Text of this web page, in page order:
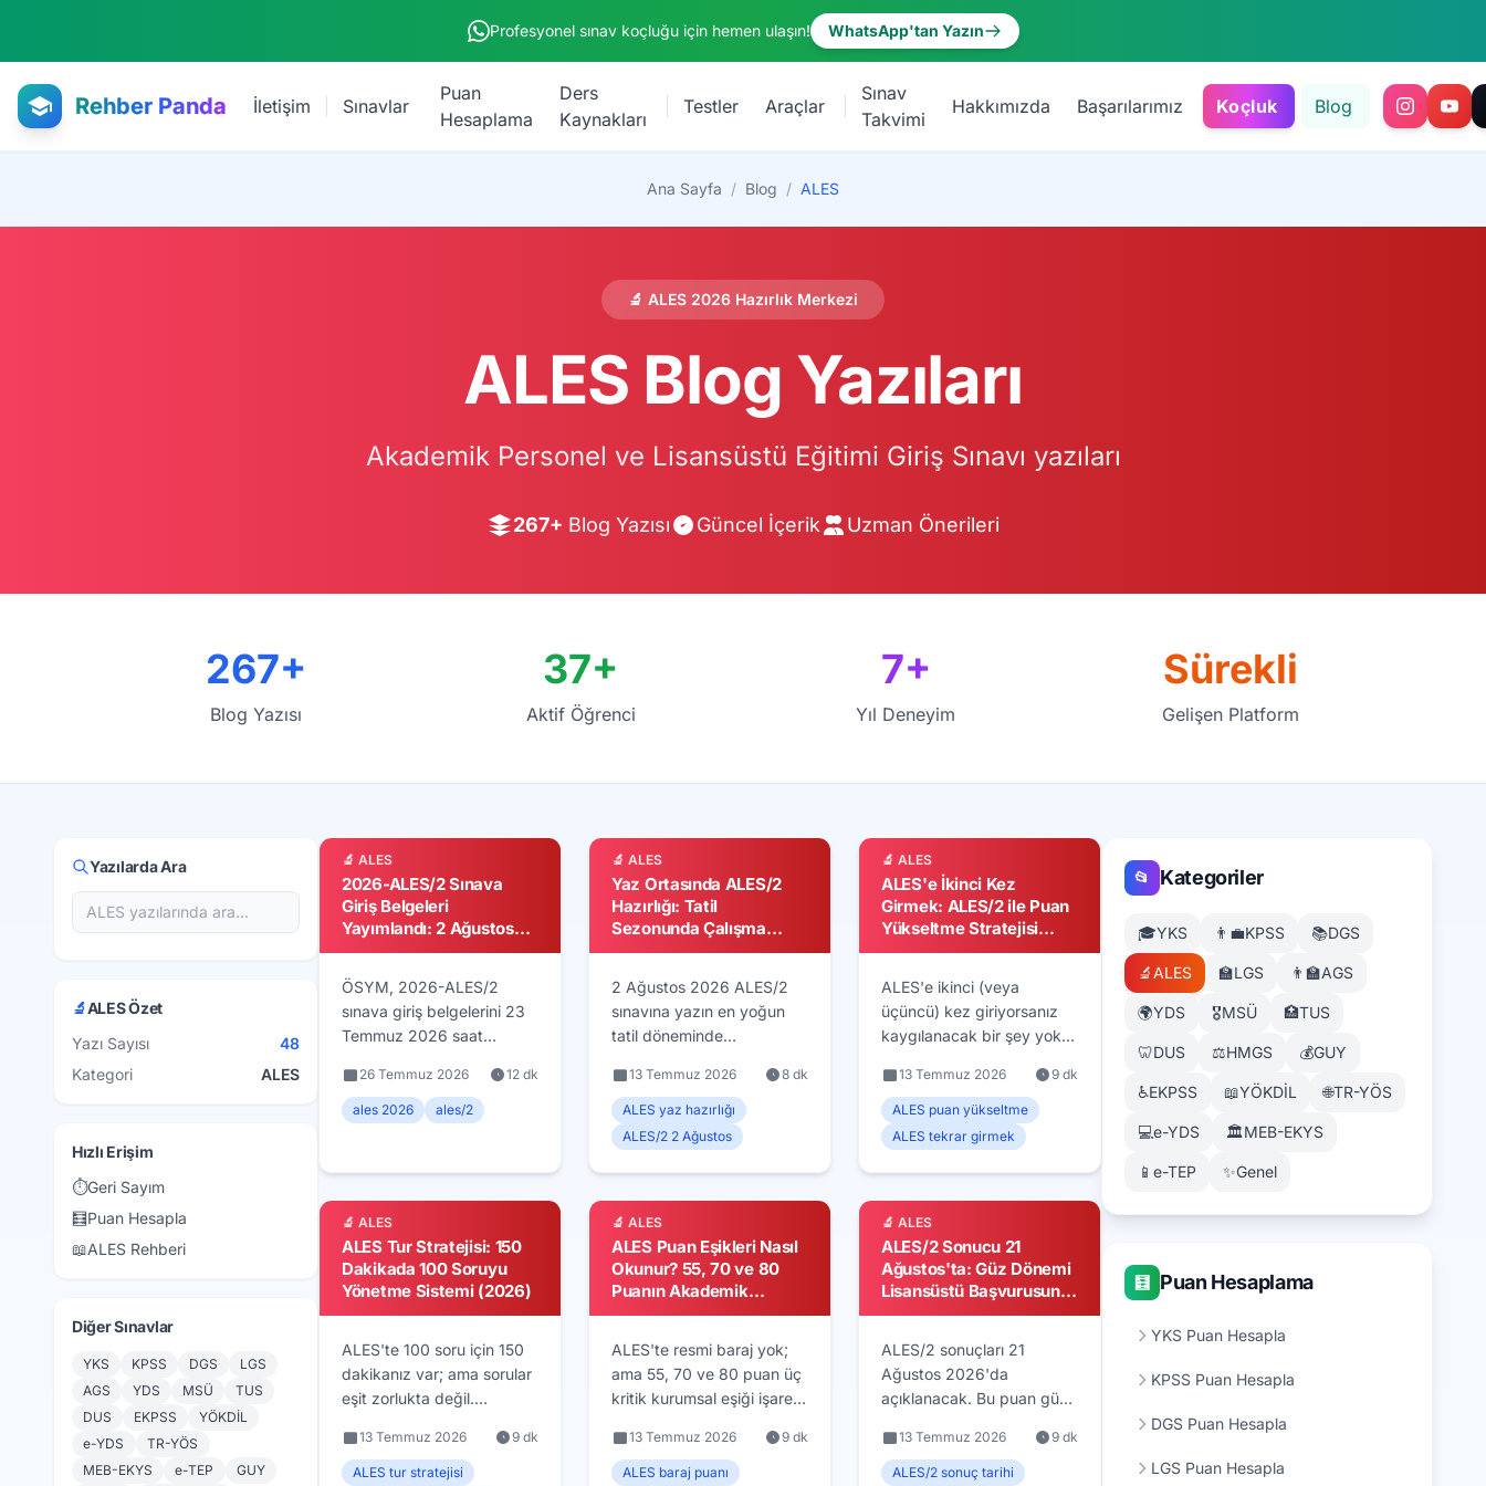
Profesyonel sınav koçluğu için hemen ulaşın! WhatsApp'tan Yazın
Rehber Panda İletişim Sınavlar
Puan
Hesaplama
Ders
Kaynakları
Testler Araçlar
Sınav
Takvimi
Hakkımızda Başarılarımız Koçluk Blog
Ana Sayfa / Blog / ALES
🔬 ALES 2026 Hazırlık Merkezi
ALES Blog Yazıları
Akademik Personel ve Lisansüstü Eğitimi Giriş Sınavı yazıları
267+ Blog Yazısı Güncel İçerik Uzman Önerileri
267+
Blog Yazısı
37+
Aktif Öğrenci
7+
Yıl Deneyim
Sürekli
Gelişen Platform
Yazılarda Ara
🔬ALES Özet
Yazı Sayısı
48
Kategori
ALES
Hızlı Erişim
⏱️Geri Sayım
🧮Puan Hesapla
📖ALES Rehberi
Diğer Sınavlar
YKS KPSS DGS
LGS
AGS
YDS MSÜ
TUS
DUS
EKPSS
YÖKDİL
e-YDS
TR-YÖS
MEB-EKYS
e-TEP
GUY
🔬 ALES
2026-ALES/2 Sınava
Giriş Belgeleri
Yayımlandı: 2 Ağustos
Sınav Günü Rehberi
ÖSYM, 2026-ALES/2
sınava giriş belgelerini 23
Temmuz 2026 saat
üzerinden erişime açtı.
Sınav 2 Ağustos 2026
Belge kontrolü, sınav günü
çantası ve son hafta planı.
26 Temmuz 2026 12 dk
ales 2026 ales/2
🔬 ALES
Yaz Ortasında ALES/2
Hazırlığı: Tatil
Sezonunda Çalışma
Düzenini Koruma
2 Ağustos 2026 ALES/2
sınavına yazın en yoğun
tatil döneminde
rutinsizlik ve sosyal
davetlerle başa çıkıp
çalışma düzenini
13 Temmuz 2026 8 dk
ALES yaz hazırlığı
ALES/2 2 Ağustos
🔬 ALES
ALES'e İkinci Kez
Girmek: ALES/2 ile Puan
Yükseltme Stratejisi
(2026)
ALES'e ikinci (veya
üçüncü) kez giriyorsanız
kaygılanacak bir şey yok:
eski puanınız geçerliliğini
korur. Peki aynı çalışmayı
tekrarlamadan puan nasıl
ALES/2'ye kalan sürede
tekrar giren adaya özel
strateji rehberi.
13 Temmuz 2026 9 dk
ALES puan yükseltme
ALES tekrar girmek
🔬 ALES
ALES Tur Stratejisi: 150
Dakikada 100 Soruyu
Yönetme Sistemi (2026)
ALES'te 100 soru için 150
dakikanız var; ama sorular
eşit zorlukta değil.
sırayla çözen aday, kolay
sorulardan alacağı netleri
13 Temmuz 2026 9 dk
ALES tur stratejisi
🔬 ALES
ALES Puan Eşikleri Nasıl
Okunur? 55, 70 ve 80
Puanın Akademik
Karşılığı
ALES'te resmi baraj yok;
ama 55, 70 ve 80 puan üç
kritik kurumsal eşiği işaret
doktora ve akademik
kadro ilanlarında ALES
13 Temmuz 2026 9 dk
ALES baraj puanı
🔬 ALES
ALES/2 Sonucu 21
Ağustos'ta: Güz Dönemi
Lisansüstü Başvurusuna
Yetişir mi?
ALES/2 sonuçları 21
Ağustos 2026'da
açıklanacak. Bu puan güz
doktora başvurularına
yetişir mi? Ek kontenjan,
13 Temmuz 2026 9 dk
ALES/2 sonuç tarihi
📂 Kategoriler
🎓YKS 👨‍💼KPSS 📚DGS
🔬ALES 🏫LGS 👨‍🏫AGS
🌍YDS 🎖️MSÜ 🏥TUS
🦷DUS ⚖️HMGS 💰GUY
♿EKPSS 📖YÖKDİL 🌐TR-YÖS
💻e-YDS 🏛️MEB-EKYS
📱 e-TEP ✨Genel
🧮 Puan Hesaplama
YKS Puan Hesapla
KPSS Puan Hesapla
DGS Puan Hesapla
LGS Puan Hesapla